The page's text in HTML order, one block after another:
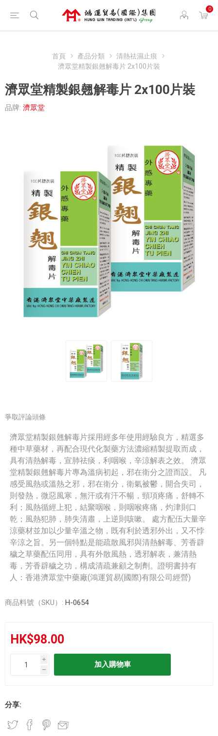
0
首頁 產品分類
清熱祛濕止痕
濟眾堂精製銀翹解毒片 2x100片裝
濟眾堂精製銀翹解毒片 2x100片裝
品牌: 濟眾堂
爭取評論頭條
濟眾堂精製銀翹解毒片採用經多年使用經驗良方，精選多
種中草藥材，再配合現代化製藥方法濃縮精製提取而成，
具有清熱解毒，宣肺祛痰，利咽喉，辛涼解表之效。 濟眾
堂精製銀翹解毒片專為溫病初起，邪在衛分之證而設。 凡
感受風熱或溫熱之邪，邪在衛分，衛氣被鬱，開合失司，
則發熱，微惡風寒，無汗或有汗不暢，頸項疼痛，舒轉不
利；風熱循經上犯，結聚咽喉，則咽喉疼痛，灼津則口
乾；風熱犯肺，肺失清肅，上逆則咳嗽。 處方配伍大量辛
涼藥材並加以少量辛溫之物，既有利於透邪外出，又不悖
辛涼之旨。另一個特點是能疏散風邪與清熱解毒、芳香辟
穢之草藥配伍同用，具有外散風熱，透邪解表，兼清熱
毒，芳香辟穢之功，構成清疏兼顧之制劑。證明書持有
人：香港濟眾堂中藥廠(鴻運貿易(國際)有限公司經營)
商品料號（SKU）: H-0654
HK$98.00
i
h
分享: